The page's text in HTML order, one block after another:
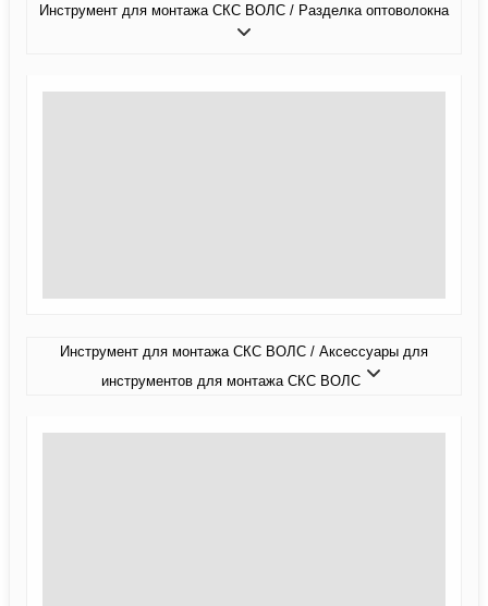
Инструмент для монтажа СКС ВОЛС / Разделка оптоволокна
Инструмент для монтажа СКС ВОЛС / Аксессуары для
инструментов для монтажа СКС ВОЛС